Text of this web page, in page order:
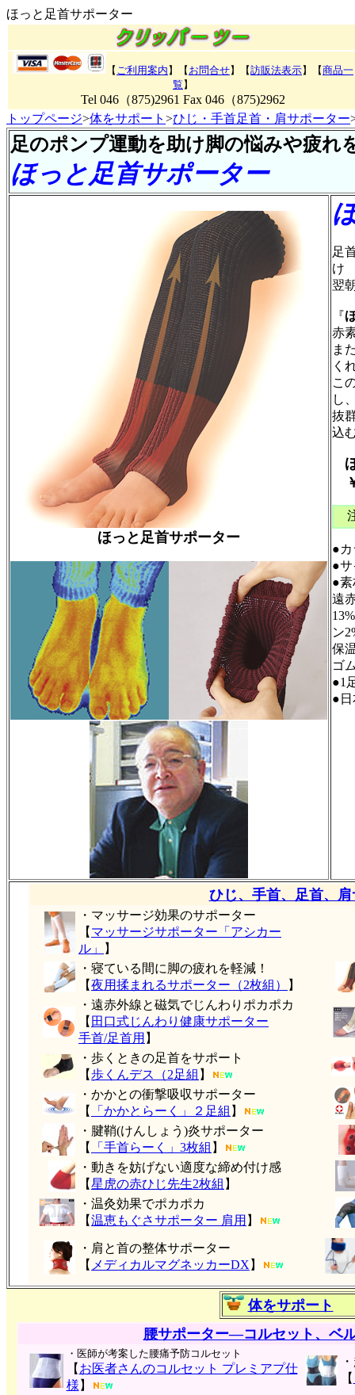
ほっと足首サポーター
【 ご利用案内 】【 お問合せ】【訪販法表示】【商品一
覧 】
Tel 046（875)2961 Fax 046（875)2962
トップページ>体をサポート >ひじ・手首足首・肩サポーター
足のポンプ運動を助け脚の悩みや疲れ
ほっと足首サポーター
ほっと足首サポーター
足
け
翌
『
赤
ま
く
こ
し
抜
込
●カ
●サ
●素
遠
ン
保
ゴ
●1
●日
ひじ、手首、足首、
・マッサージ効果のサポーター
【 マッサージサポーター「アシカー
ル」
】
・寝ている間に脚の疲れを軽減！
【夜用揉まれるサポーター（2枚組）
】
・遠赤外線と磁気でじんわりポカポカ
【 田口式じんわり健康サポーター
手首/足首用 】
・歩くときの足首をサポート
【歩くんデス（2足組 】
・かかとの衝撃吸収サポーター
【
「かかとらーく」２足組 】
・腱鞘(けんしょう)炎サポーター
【
「手首らーく」3枚組 】
・動きを妨げない適度な締め付け感
【星虎の赤ひじ先生2枚組 】
・温灸効果でポカポカ
【温恵もぐさサポーター 肩用 】
・肩と首の整体サポーター
【 メディカルマグネッカーDX 】
体をサポート
腰サポーター―コルセット、ベ
・医師が考案した腰痛予防コルセット
【 お医者さんのコルセット プレミアプ仕
様 】
【